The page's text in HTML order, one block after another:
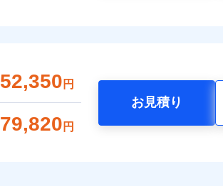
52,350 円
79,820 円
お見積り